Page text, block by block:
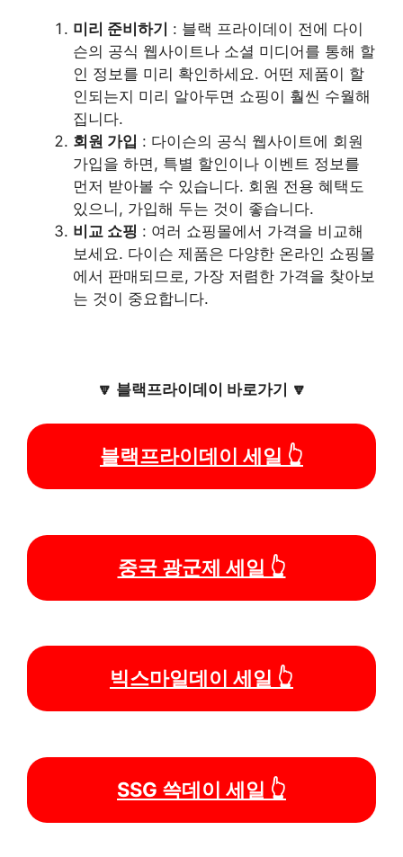
미리 준비하기 : 블랙 프라이데이 전에 다이
슨의 공식 웹사이트나 소셜 미디어를 통해 할
인 정보를 미리 확인하세요. 어떤 제품이 할
인되는지 미리 알아두면 쇼핑이 훨씬 수월해
집니다.
회원 가입 : 다이슨의 공식 웹사이트에 회원
가입을 하면, 특별 할인이나 이벤트 정보를
먼저 받아볼 수 있습니다. 회원 전용 혜택도
있으니, 가입해 두는 것이 좋습니다.
비교 쇼핑 : 여러 쇼핑몰에서 가격을 비교해
보세요. 다이슨 제품은 다양한 온라인 쇼핑몰
에서 판매되므로, 가장 저렴한 가격을 찾아보
는 것이 중요합니다.
🔽 블랙프라이데이 바로가기 🔽
블랙프라이데이 세일 👆
중국 광군제 세일 👆
빅스마일데이 세일 👆
SSG 쓱데이 세일 👆